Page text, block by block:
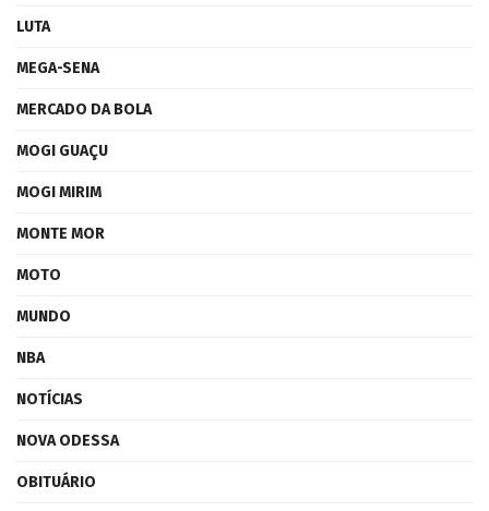
LUTA
MEGA-SENA
MERCADO DA BOLA
MOGI GUAÇU
MOGI MIRIM
MONTE MOR
MOTO
MUNDO
NBA
NOTÍCIAS
NOVA ODESSA
OBITUÁRIO